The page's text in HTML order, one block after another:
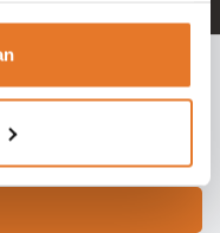
of nieuwe producten